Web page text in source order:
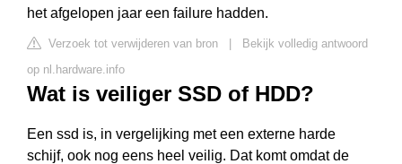
het afgelopen jaar een failure hadden.
Verzoek tot verwijderen van bron
Bekijk volledig antwoord
op nl.hardware.info
Wat is veiliger SSD of HDD?
Een ssd is, in vergelijking met een externe harde
schijf, ook nog eens heel veilig. Dat komt omdat de